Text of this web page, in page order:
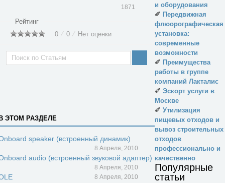
1871
Рейтинг
0 ⁄ 0 ⁄ Нет оценки
ЭТОМ РАЗДЕЛЕ
speaker (встроенный динамик)
8 Апреля, 2010
audio (встроенный звуковой адаптер)
8 Апреля, 2010
8 Апреля, 2010
и оборудования
✐ Передвижная
флюорографическая
установка:
современные
возможности
✐ Преимущества
работы в группе
компаний Лакталис
✐ Эскорт услуги в
Москве
✐ Утилизация
пищевых отходов и
вывоз строительных
отходов
профессионально и
качественно
Популярные
статьи